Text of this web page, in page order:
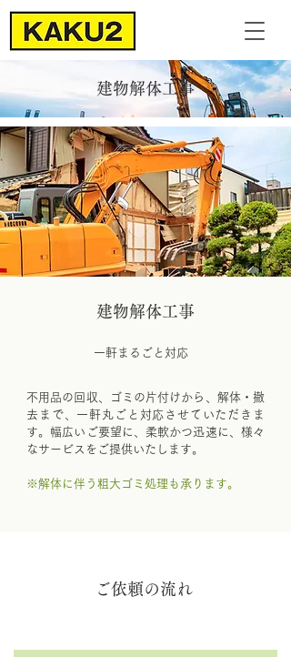
​建物解体工事
建物解体工事
一軒まるごと対応
不用品の回収、ゴミの片付けから、解体・撤
去まで、一軒丸ごと対応させていただきま
す。幅広いご要望に、柔軟かつ迅速に、様々
なサービスをご提供いたします。
※解体に伴う粗大ゴミ処理も承ります。
ご依頼の流れ